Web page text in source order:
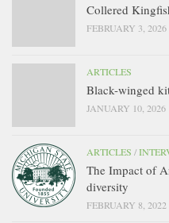
Collered
FEBRUARY 3, 2026
ARTICLES
Black-winged
JANUARY 10, 2026
ARTICLES /
The Impact of
diversity
FEBRUARY 8, 2022